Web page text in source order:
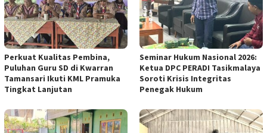
Perkuat Kualitas Pembina,
Puluhan Guru SD di Kwarran
Tamansari Ikuti KML Pramuka
Tingkat Lanjutan
Seminar Hukum Nasional 2026:
Ketua DPC PERADI Tasikmalaya
Soroti Krisis Integritas
Penegak Hukum